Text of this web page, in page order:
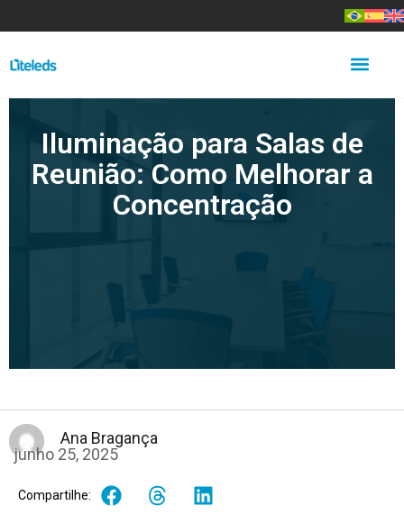
Iluminação para Salas de
Reunião: Como Melhorar a
Concentração
Ana Bragança
junho 25, 2025
Compartilhe: